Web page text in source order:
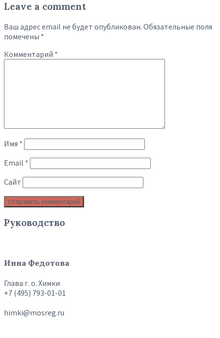
Leave a comment
Ваш адрес email не будет опубликован. Обязательные поля
помечены *
Комментарий *
Имя *
Email *
Сайт
Руководство
Инна Федотова
Глава г. о. Химки
+7 (495) 793-01-01
himki@mosreg.ru